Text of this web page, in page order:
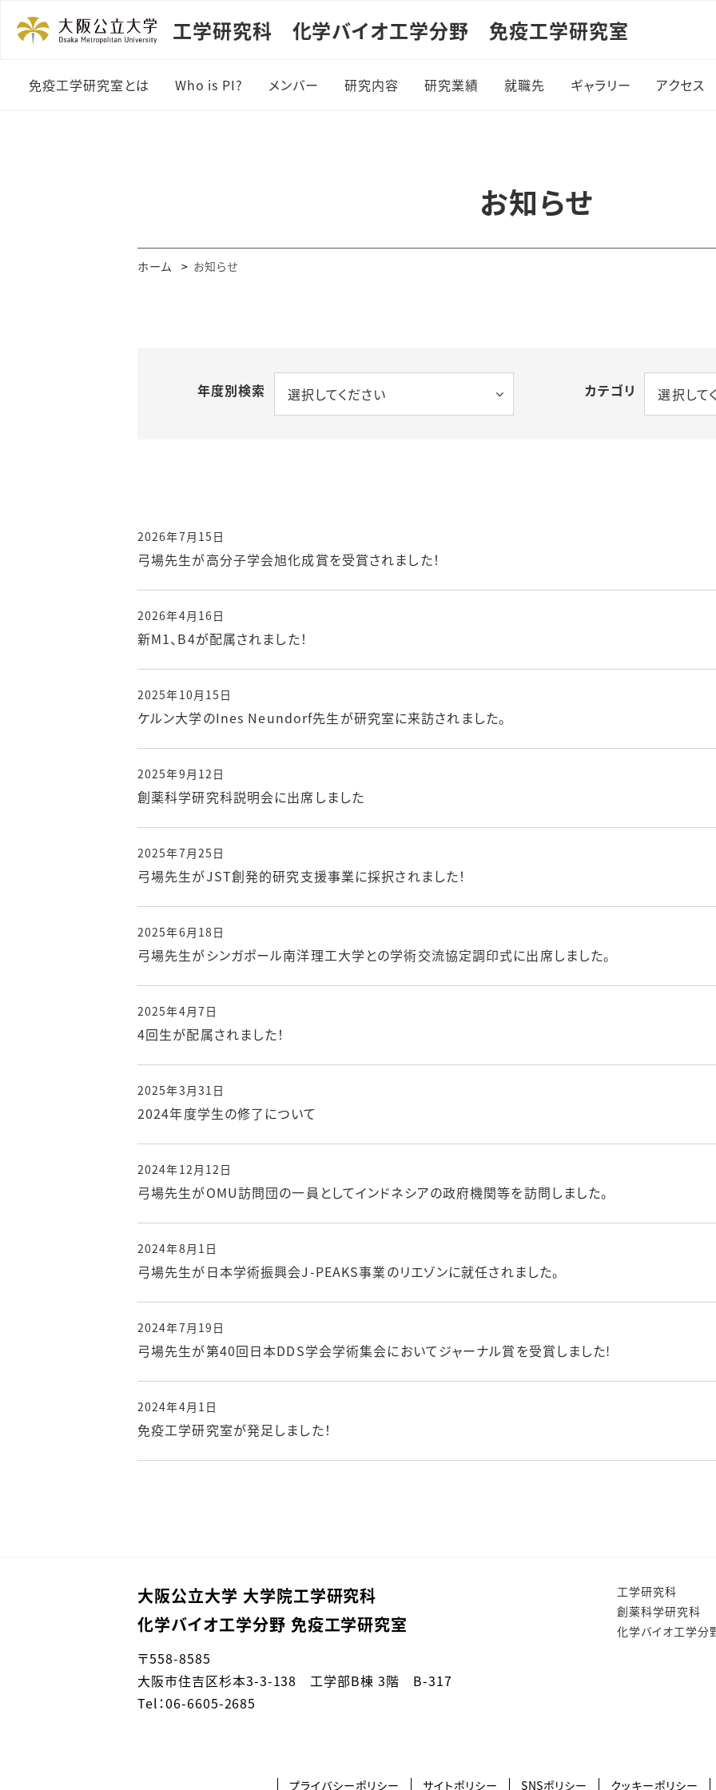
工学研究科 化学バイオ工学分野 免疫工学研究室
免疫工学研究室とは Who is PI? メンバー 研究内容
のバイオマテリアル開発
研究業績 就職先 ギャラリー アクセス
お知らせ
ホーム お知らせ
年度別検索 選択してください カテゴリ 選択して
2026年7月15日
弓場先生が高分子学会旭化成賞を受賞されました！
2026年4月16日
新M1、B4が配属されました！
2025年10月15日
ケルン大学のInes Neundorf先生が研究室に来訪されました。
2025年9月12日
創薬科学研究科説明会に出席しました
2025年7月25日
弓場先生がJST創発的研究支援事業に採択されました！
2025年6月18日
弓場先生がシンガポール南洋理工大学との学術交流協定調印式に出席しました。
2025年4月7日
4回生が配属されました！
2025年3月31日
2024年度学生の修了について
2024年12月12日
弓場先生がOMU訪問団の一員としてインドネシアの政府機関等を訪問しました。
2024年8月1日
弓場先生が日本学術振興会J-PEAKS事業のリエゾンに就任されました。
2024年7月19日
弓場先生が第40回日本DDS学会学術集会においてジャーナル賞を受賞しました!
2024年4月1日
免疫工学研究室が発足しました！
大阪公立大学 大学院工学研究科
化学バイオ工学分野 免疫工学研究室
〒558-8585
大阪市住吉区杉本3-3-138 工学部B棟 3階 B-317
Tel：06-6605-2685
工学研究科
創薬科学研究科
化学バイオ工学分
プライバシーポリシー サイトポリシー SNSポリシー クッキーポリシー